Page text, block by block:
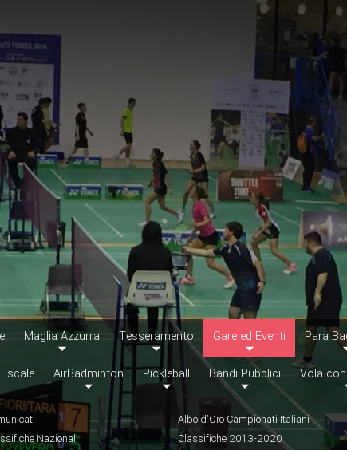
Maglia Azzurra Tesseramento Gare ed Eventi Para
AirBadminton Pickleball Bandi Pubblici Vola
Albo d'Oro Campionati Italiani
Nazionali Classifiche 2013-2020